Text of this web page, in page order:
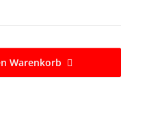
Warenkorb